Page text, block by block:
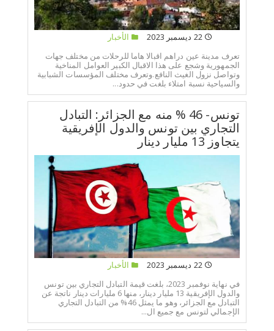
22 ديسمبر 2023
الأخبار
تعرف مدينة عين دراهم اقبالا هاما للرحلات من مختلف جهات
الجمهورية وشجع على هذا الاقبال الكبير العوامل المناخية
وتواصل نزول الغيث النافع.وتعرف مختلف المؤسسات الشبابية
والسياحية نسبة امتلاء بلغت في حدود...
تونس- 46 % منه مع الجزائر: التبادل
التجاري بين تونس والدول الإفريقية
يتجاوز 13 مليار دينار
22 ديسمبر 2023
الأخبار
في نهاية نوفمبر 2023، بلغت قيمة التبادل التجاري بين تونس
والدول الإفريقية 13 مليار دينار، منها 6 مليارات دينار ناتجة عن
التبادل مع الجزائر، وهو ما يمثل 46% من التبادل التجاري
الإجمالي لتونس مع جميع ال...